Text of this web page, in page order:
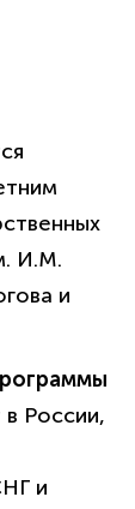
И.М.
и
России,
и